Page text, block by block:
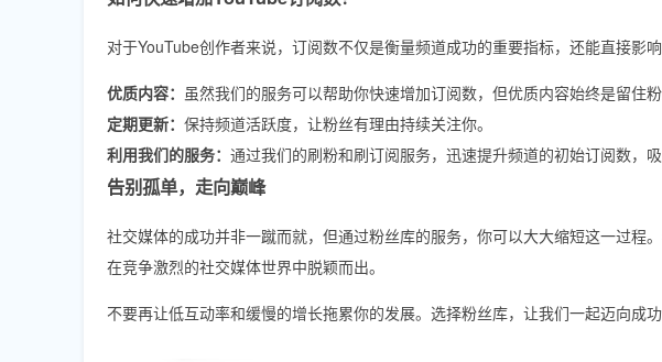
对于YouTube创作者来说，订阅数不仅是衡量频道成功的重要指标，还能直接影
优质内容： 虽然我们的服务可以帮助你快速增加订阅数，但优质内容始终是留住粉
定期更新： 保持频道活跃度，让粉丝有理由持续关注你。
利用我们的服务： 通过我们的刷粉和刷订阅服务，迅速提升频道的初始订阅数，吸
告别孤单，走向巅峰
社交媒体的成功并非一蹴而就，但通过粉丝库的服务，你可以大大缩短这一过程
在竞争激烈的社交媒体世界中脱颖而出。
不要再让低互动率和缓慢的增长拖累你的发展。选择粉丝库，让我们一起迈向成功